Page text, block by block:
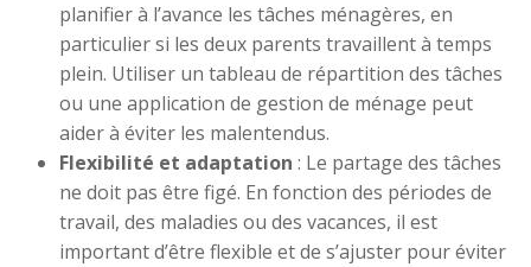
planifier à l’avance les tâches ménagères, en
particulier si les deux parents travaillent à temps
plein. Utiliser un tableau de répartition des tâches
ou une application de gestion de ménage peut
aider à éviter les malentendus.
Flexibilité et adaptation : Le partage des tâches
ne doit pas être figé. En fonction des périodes de
travail, des maladies ou des vacances, il est
important d’être flexible et de s’ajuster pour éviter